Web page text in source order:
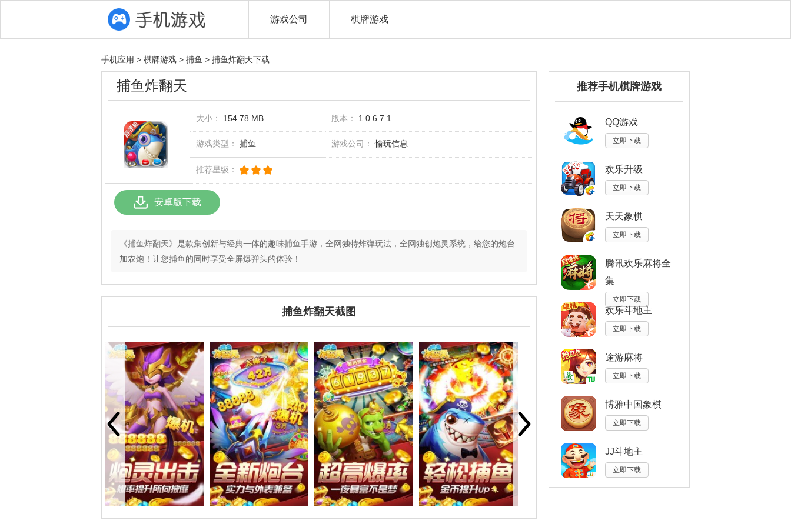
游戏公司 棋牌游戏
手机应用 > 棋牌游戏 > 捕鱼 > 捕鱼炸翻天下载
捕鱼炸翻天
大小： 154.78 MB 版本： 1.0.6.7.1
游戏类型： 捕鱼 游戏公司： 愉玩信息
推荐星级：
安卓版下载
《捕鱼炸翻天》是款集创新与经典一体的趣味捕鱼手游，全网独特炸弹玩法，全网独创炮灵系统，给您的炮台
加农炮！让您捕鱼的同时享受全屏爆弹头的体验！
捕鱼炸翻天截图
推荐手机棋牌游戏
QQ游戏
立即下载
欢乐升级
立即下载
天天象棋
立即下载
腾讯欢乐麻将全
集
立即下载
欢乐斗地主
立即下载
途游麻将
立即下载
博雅中国象棋
立即下载
JJ斗地主
立即下载